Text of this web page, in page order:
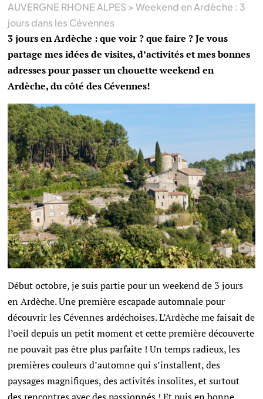
AUVERGNE RHONE ALPES>Weekend en Ardèche : 3
jours dans les Cévennes
3 jours en Ardèche : que voir ? que faire ? Je vous
partage mes idées de visites, d’activités et mes bonnes
adresses pour passer un chouette weekend en
Ardèche, du côté des Cévennes!
Début octobre, je suis partie pour un weekend de 3 jours
en Ardèche. Une première escapade automnale pour
découvrir les Cévennes ardéchoises. L’Ardèche me faisait de
l’oeil depuis un petit moment et cette première découverte
ne pouvait pas être plus parfaite ! Un temps radieux, les
premières couleurs d’automne qui s’installent, des
paysages magnifiques, des activités insolites, et surtout